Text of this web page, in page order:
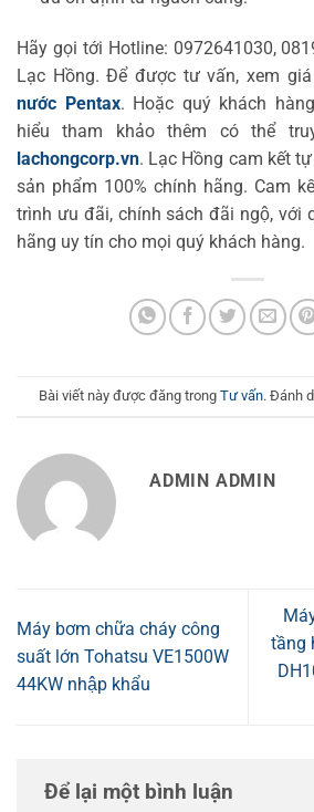
Hãy gọi tới Hotline: 0972641030,
Lạc Hồng. Để được tư vấn, xem
nước Pentax. Hoặc quý khách
hiểu tham khảo thêm có thể
lachongcorp.vn. Lạc Hồng cam kết
sản phẩm 100% chính hãng. Cam
trình ưu đãi, chính sách đãi ngộ, với
hãng uy tín cho mọi quý khách hàng.
Bài viết này được đăng trong Tư vấn. Đánh
ADMIN ADMIN
Máy bơm chữa cháy công
suất lớn Tohatsu VE1500W
44KW nhập khẩu
tầng
Để lại một bình luận